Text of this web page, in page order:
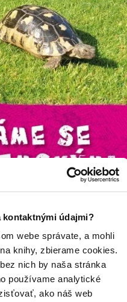
kontaktnými údajmi?
webe správate, a mohli
knihy, zbierame cookies.
nich by naša stránka
používame analytické
ako náš web